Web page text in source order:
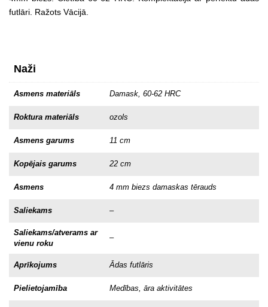
futlāri. Ražots Vācijā.
Naži
Asmens materiāls Damask, 60-62 HRC
Roktura materiāls ozols
Asmens garums 11 cm
Kopējais garums 22 cm
Asmens 4 mm biezs damaskas tērauds
Saliekams –
Saliekams/atverams ar
vienu roku
–
Aprīkojums Ādas futlāris
Pielietojamība Medības, āra aktivitātes